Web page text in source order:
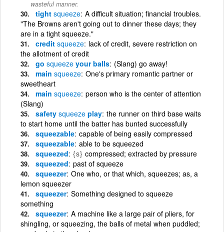
wasteful manner.
tight squeeze A difficult situation; financial troubles.
"The Browns aren't going out to dinner these days; they
are in a tight squeeze."
credit squeeze lack of credit, severe restriction on
the allotment of credit
go squeeze your balls (Slang) go away!
main squeeze One's primary romantic partner or
sweetheart
main squeeze person who is the center of attention
(Slang)
safety squeeze play the runner on third base waits
to start home until the batter has bunted successfully
squeezable capable of being easily compressed
squeezable able to be squeezed
squeezed {s} compressed; extracted by pressure
squeezed past of squeeze
squeezer One who, or that which, squeezes; as, a
lemon squeezer
squeezer Something designed to squeeze
something
squeezer A machine like a large pair of pliers, for
shingling, or squeezing, the balls of metal when puddled;